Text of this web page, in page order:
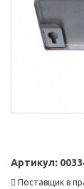
Артикул:
Поставщик в